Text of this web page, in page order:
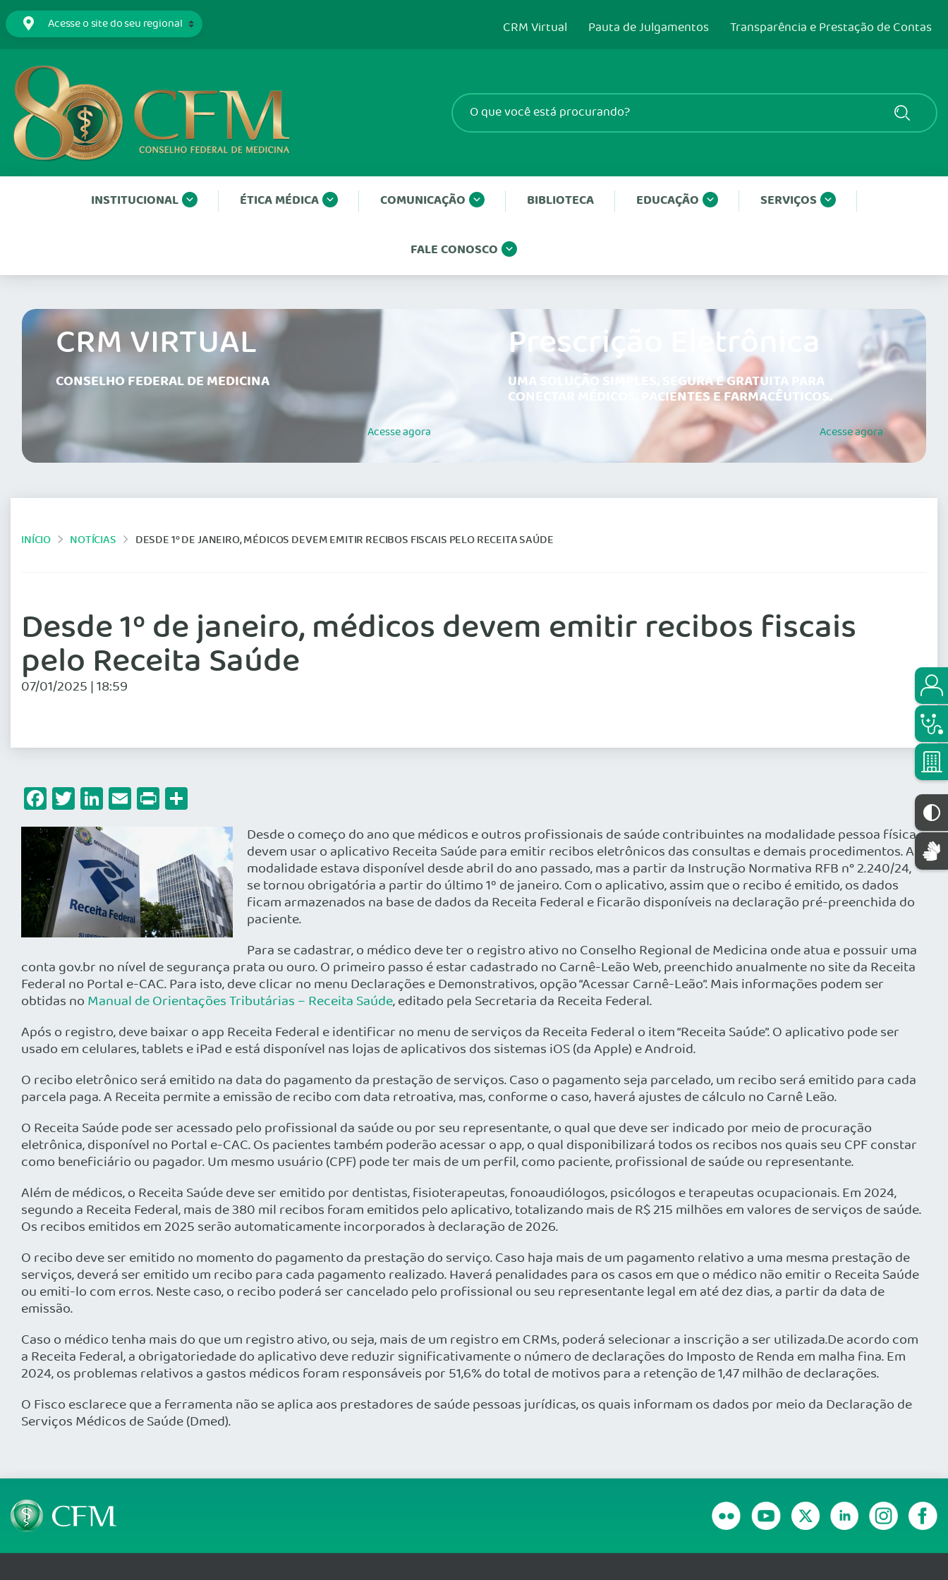
CRM Virtual Pauta de Julgamentos Transparência e Prestação de Contas
INSTITUCIONAL ÉTICA MÉDICA COMUNICAÇÃO BIBLIOTECA EDUCAÇÃO SERVIÇOS
FALE CONOSCO
CRM VIRTUAL
CONSELHO FEDERAL DE MEDICINA
Acesseagora
Prescrição Eletrônica
UMA SOLUÇÃO SIMPLES, SEGURA E GRATUITA PARA
CONECTAR MÉDICOS, PACIENTES E FARMACÊUTICOS.
Acesseagora
INÍCIO NOTÍCIAS DESDE 1º DE JANEIRO, MÉDICOS DEVEM EMITIR RECIBOS FISCAIS PELO RECEITA SAÚDE
Desde 1º de janeiro, médicos devem emitir recibos fiscais
pelo Receita Saúde
07/01/2025 | 18:59
Facebook
Twitter
LinkedIn
Email
Print
Desde o começo do ano que médicos e outros profissionais de saúde contribuintes na modalidade pessoa física
devem usar o aplicativo Receita Saúde para emitir recibos eletrônicos das consultas e demais procedimentos. A
modalidade estava disponível desde abril do ano passado, mas a partir da Instrução Normativa RFB n° 2.240/24,
se tornou obrigatória a partir do último 1º de janeiro. Com o aplicativo, assim que o recibo é emitido, os dados
ficam armazenados na base de dados da Receita Federal e ficarão disponíveis na declaração pré-preenchida do
paciente.
Para se cadastrar, o médico deve ter o registro ativo no Conselho Regional de Medicina onde atua e possuir uma
conta gov.br no nível de segurança prata ou ouro. O primeiro passo é estar cadastrado no Carnê-Leão Web, preenchido anualmente no site da Receita
Federal no Portal e-CAC. Para isto, deve clicar no menu Declarações e Demonstrativos, opção “Acessar Carnê-Leão”. Mais informações podem ser
obtidas no Manual de Orientações Tributárias – Receita Saúde, editado pela Secretaria da Receita Federal.
Após o registro, deve baixar o app Receita Federal e identificar no menu de serviços da Receita Federal o item “Receita Saúde”. O aplicativo pode ser
usado em celulares, tablets e iPad e está disponível nas lojas de aplicativos dos sistemas iOS (da Apple) e Android.
O recibo eletrônico será emitido na data do pagamento da prestação de serviços. Caso o pagamento seja parcelado, um recibo será emitido para cada
parcela paga. A Receita permite a emissão de recibo com data retroativa, mas, conforme o caso, haverá ajustes de cálculo no Carnê Leão.
O Receita Saúde pode ser acessado pelo profissional da saúde ou por seu representante, o qual que deve ser indicado por meio de procuração
eletrônica, disponível no Portal e-CAC. Os pacientes também poderão acessar o app, o qual disponibilizará todos os recibos nos quais seu CPF constar
como beneficiário ou pagador. Um mesmo usuário (CPF) pode ter mais de um perfil, como paciente, profissional de saúde ou representante.
Além de médicos, o Receita Saúde deve ser emitido por dentistas, fisioterapeutas, fonoaudiólogos, psicólogos e terapeutas ocupacionais. Em 2024,
segundo a Receita Federal, mais de 380 mil recibos foram emitidos pelo aplicativo, totalizando mais de R$ 215 milhões em valores de serviços de saúde.
Os recibos emitidos em 2025 serão automaticamente incorporados à declaração de 2026.
O recibo deve ser emitido no momento do pagamento da prestação do serviço. Caso haja mais de um pagamento relativo a uma mesma prestação de
serviços, deverá ser emitido um recibo para cada pagamento realizado. Haverá penalidades para os casos em que o médico não emitir o Receita Saúde
ou emiti-lo com erros. Neste caso, o recibo poderá ser cancelado pelo profissional ou seu representante legal em até dez dias, a partir da data de
emissão.
Caso o médico tenha mais do que um registro ativo, ou seja, mais de um registro em CRMs, poderá selecionar a inscrição a ser utilizada.De acordo com
a Receita Federal, a obrigatoriedade do aplicativo deve reduzir significativamente o número de declarações do Imposto de Renda em malha fina. Em
2024, os problemas relativos a gastos médicos foram responsáveis por 51,6% do total de motivos para a retenção de 1,47 milhão de declarações.
O Fisco esclarece que a ferramenta não se aplica aos prestadores de saúde pessoas jurídicas, os quais informam os dados por meio da Declaração de
Serviços Médicos de Saúde (Dmed).